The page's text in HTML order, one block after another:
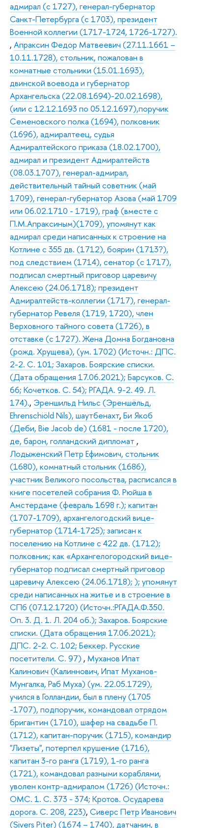
адмирал (с 1727), генерал-губернатор
Санкт-Петербурга (с 1703), президент
Военной коллегии (1717-1724, 1726-1727).
, Апраксин Федор Матвеевич (27.11.1661 –
10.11.1728), стольник, пожалован в
комнатные стольники (15.01.1693),
двинской воевода и губернатор
Архангельска (22.08.1694)-20.02.1698),
(или с 12.12.1693 по 05.12.1697),поручик
Семеновского полка (1694), полковник
(1696), адмиралтеец, судья
Адмиралтейского приказа (18.02.1700),
адмирал и президент Адмиралтейств
(08.03.1707), генерал-адмирал,
действительный тайный советник (май
1709), генерал-губернатор Азова (май 1709
или 06.02.1710 - 1719), граф (вместе с
П.М.Апраксиным)(1709), упомянут как
адмирал среди написанных к строение на
Котлине с 355 дв. (1712), боярин (1713?),
под следствием (1714), сенатор (с 1717),
подписал смертный приговор царевичу
Алексею (24.06.1718); президент
Адмиралтейств-коллегии (1717), генерал-
губернатор Ревеля (1719, 1720), член
Верховного тайного совета (1726), в
отставке (с 1727). Жена Домна Богдановна
(рожд. Хрущева), (ум. 1702) (Источн.: ДПС.
2-2. С. 101; Захаров. Боярские списки.
(Дата обращения 17.06.2021); Барсуков. С.
66; Кочетков. С. 54); РГАДА. 9-2. 49. Л.
174)., Эреншильд Нильс (Эреншёльд,
Ehrenschiöld Nils), шаутбенахт, Би Якоб
(Деби, Bie Jacob de) (1681 - после 1720),
де, барон, голландский дипломат ,
Лодыженский Петр Ефимович, стольник
(1680), комнатный стольник (1686),
участник Великого посольства, расписался в
книге посетелей собрания Ф. Рюйша в
Амстердаме (февраль 1698 г.); капитан
(1707-1709), архангелогодский вице-
губернатор (1714-1725); записан к
поселению на Котлине с 422 дв. (1712);
полковник; как «Архангелогородский вице-
губернатор подписал смертный приговор
царевичу Алексею (24.06.1718); ); упомянут
среди написанных на житье и в строение в
СПб (07.12.1720) (Источн.:РГАДА.Ф.350.
Оп. 3. Д. 1. Л. 204 об.); Захаров. Боярские
списки. (Дата обращения 17.06.2021);
ДПС. 2-2. С. 102; Беккер. Русские
посетители. С. 97) , Муханов Ипат
Калинович (Калиннович, Ипат Муханов-
Мунгалка, Раб Муха) (ум. 22.05.1729),
учился в Голландии, был в плену (1705
-1707), подпоручик, командовал отрядом
бригантин (1710), шафер на свадьбе П.
(1712), капитан-поручик (1715), командир
"Лизеты", потерпел крушение (1716),
капитан 3-го ранга (1719), 1-го ранга
(1721), командовал разными кораблями,
уволен контр-адмиралом (1726) (Источн.:
ОМС. 1. С. 373 - 374; Кротов. Осударева
дорога. С. 208, 223), Сиверс Петр Иванович
(Sivers Piter) (1674 – 1740), датчанин, в